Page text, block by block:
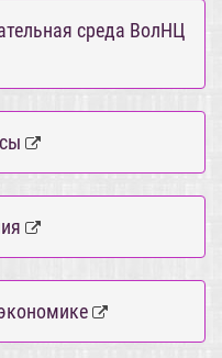
среда ВолНЦ